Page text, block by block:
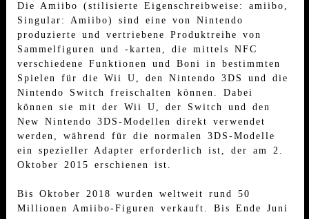
Die Amiibo (stilisierte Eigenschreibweise: amiibo,
Singular: Amiibo) sind eine von Nintendo
produzierte und vertriebene Produktreihe von
Sammelfiguren und -karten, die mittels NFC
verschiedene Funktionen und Boni in bestimmten
Spielen für die Wii U, den Nintendo 3DS und die
Nintendo Switch freischalten können. Dabei
können sie mit der Wii U, der Switch und den
New Nintendo 3DS-Modellen direkt verwendet
werden, während für die normalen 3DS-Modelle
ein spezieller Adapter erforderlich ist, der am 2.
Oktober 2015 erschienen ist.
Bis Oktober 2018 wurden weltweit rund 50
Millionen Amiibo-Figuren verkauft. Bis Ende Juni